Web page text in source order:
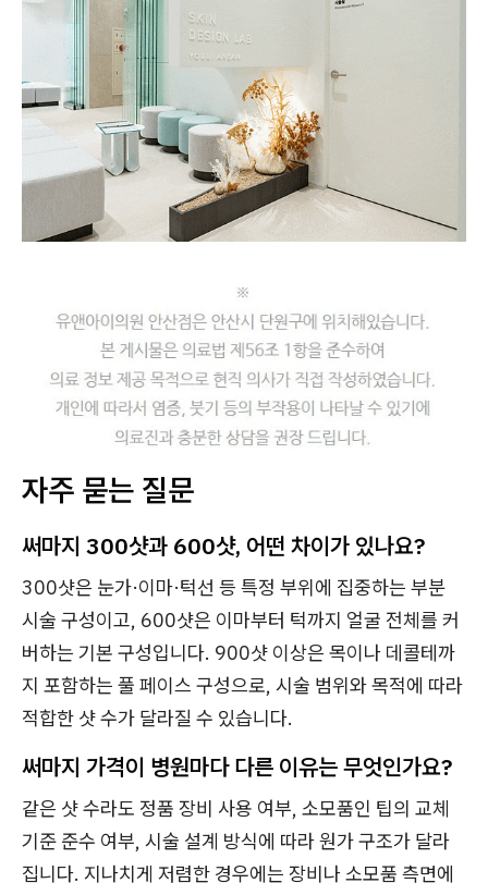
자주 묻는 질문
써마지 300샷과 600샷, 어떤 차이가 있나요?
300샷은 눈가·이마·턱선 등 특정 부위에 집중하는 부분
시술 구성이고, 600샷은 이마부터 턱까지 얼굴 전체를 커
버하는 기본 구성입니다. 900샷 이상은 목이나 데콜테까
지 포함하는 풀 페이스 구성으로, 시술 범위와 목적에 따라
적합한 샷 수가 달라질 수 있습니다.
써마지 가격이 병원마다 다른 이유는 무엇인가요?
같은 샷 수라도 정품 장비 사용 여부, 소모품인 팁의 교체
기준 준수 여부, 시술 설계 방식에 따라 원가 구조가 달라
집니다. 지나치게 저렴한 경우에는 장비나 소모품 측면에